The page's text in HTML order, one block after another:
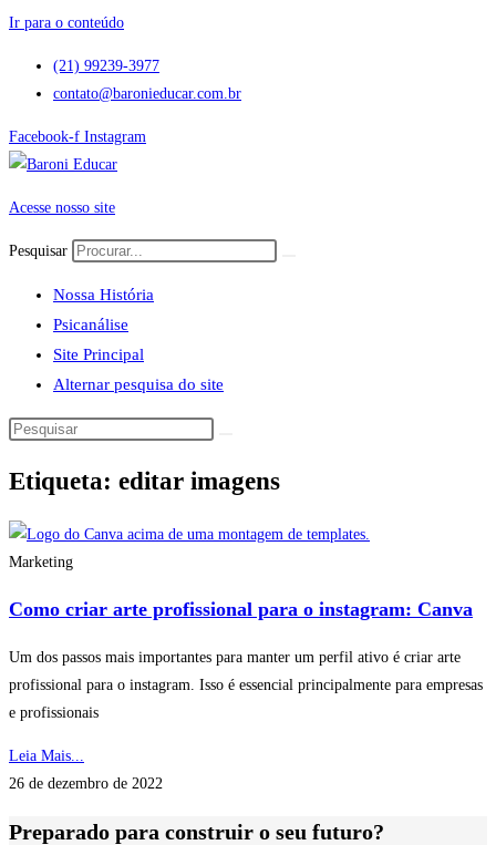
Ir para o conteúdo
(21) 99239-3977
contato@baronieducar.com.br
Facebook-f Instagram
Acesse nosso site
Pesquisar
Nossa História
Psicanálise
Site Principal
Alternar pesquisa do site
Etiqueta: editar imagens
Marketing
Como criar arte profissional para o instagram: Canva
Um dos passos mais importantes para manter um perfil ativo é criar arte
profissional para o instagram. Isso é essencial principalmente para empresas
e profissionais
Leia Mais...
26 de dezembro de 2022
Preparado para construir o seu futuro?